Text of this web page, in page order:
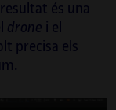
és una
drone i el
precisa els